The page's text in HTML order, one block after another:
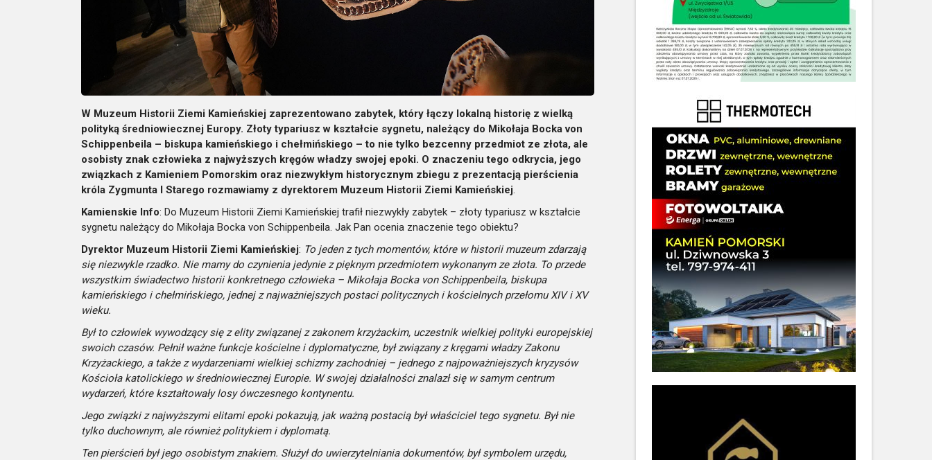
W Muzeum Historii Ziemi Kamieńskiej zaprezentowano zabytek, który łączy lokalną historię z wielką
polityką średniowiecznej Europy. Złoty typariusz w kształcie sygnetu, należący do Mikołaja Bocka von
Schippenbeila – biskupa kamieńskiego i chełmińskiego – to nie tylko bezcenny przedmiot ze złota, ale
osobisty znak człowieka z najwyższych kręgów władzy swojej epoki. O znaczeniu tego odkrycia, jego
związkach z Kamieniem Pomorskim oraz niezwykłym historycznym zbiegu z prezentacją pierścienia
króla Zygmunta I Starego rozmawiamy z dyrektorem Muzeum Historii Ziemi Kamieńskiej.
Kamienskie Info: Do Muzeum Historii Ziemi Kamieńskiej trafił niezwykły zabytek – złoty typariusz w kształcie
sygnetu należący do Mikołaja Bocka von Schippenbeila. Jak Pan ocenia znaczenie tego obiektu?
Dyrektor Muzeum Historii Ziemi Kamieńskiej: To jeden z tych momentów, które w historii muzeum zdarzają
się niezwykle rzadko. Nie mamy do czynienia jedynie z pięknym przedmiotem wykonanym ze złota. To przede
wszystkim świadectwo historii konkretnego człowieka – Mikołaja Bocka von Schippenbeila, biskupa
kamieńskiego i chełmińskiego, jednej z najważniejszych postaci politycznych i kościelnych przełomu XIV i XV
wieku.
Był to człowiek wywodzący się z elity związanej z zakonem krzyżackim, uczestnik wielkiej polityki europejskiej
swoich czasów. Pełnił ważne funkcje kościelne i dyplomatyczne, był związany z kręgami władzy Zakonu
Krzyżackiego, a także z wydarzeniami wielkiej schizmy zachodniej – jednego z najpoważniejszych kryzysów
Kościoła katolickiego w średniowiecznej Europie. W swojej działalności znalazł się w samym centrum
wydarzeń, które kształtowały losy ówczesnego kontynentu.
Jego związki z najwyższymi elitami epoki pokazują, jak ważną postacią był właściciel tego sygnetu. Był nie
tylko duchownym, ale również politykiem i dyplomatą.
Ten pierścień był jego osobistym znakiem. Służył do uwierzytelniania dokumentów, był symbolem urzędu,